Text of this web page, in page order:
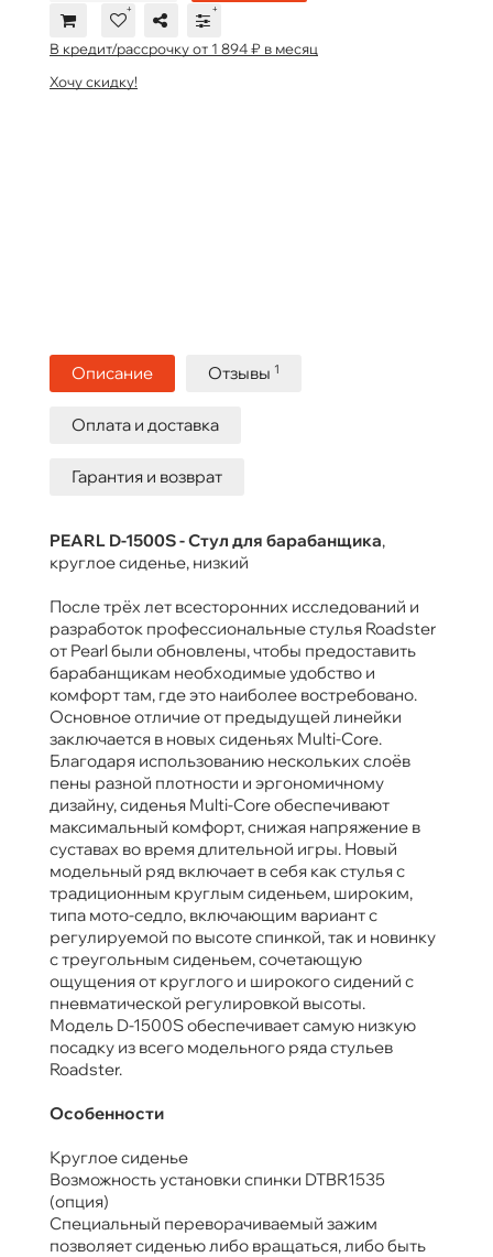
В кредит/рассрочку от 1 894 ₽ в месяц
Хочу скидку!
Описание Отзывы 1
Оплата и доставка
Гарантия и возврат
PEARL D-1500S - Стул для барабанщика,
круглое сиденье, низкий
После трёх лет всесторонних исследований и
разработок профессиональные стулья Roadster
от Pearl были обновлены, чтобы предоставить
барабанщикам необходимые удобство и
комфорт там, где это наиболее востребовано.
Основное отличие от предыдущей линейки
заключается в новых сиденьях Multi-Core.
Благодаря использованию нескольких слоёв
пены разной плотности и эргономичному
дизайну, сиденья Multi-Core обеспечивают
максимальный комфорт, снижая напряжение в
суставах во время длительной игры. Новый
модельный ряд включает в себя как стулья с
традиционным круглым сиденьем, широким,
типа мото-седло, включающим вариант с
регулируемой по высоте спинкой, так и новинку
с треугольным сиденьем, сочетающую
ощущения от круглого и широкого сидений с
пневматической регулировкой высоты.
Модель D-1500S обеспечивает самую низкую
посадку из всего модельного ряда стульев
Roadster.
Особенности
Круглое сиденье
Возможность установки спинки DTBR1535
(опция)
Специальный переворачиваемый зажим
позволяет сиденью либо вращаться, либо быть